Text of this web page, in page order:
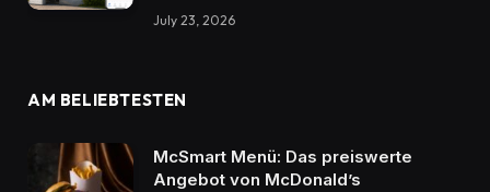
July 23, 2026
AM BELIEBTESTEN
McSmart Menü: Das preiswerte
Angebot von McDonald’s